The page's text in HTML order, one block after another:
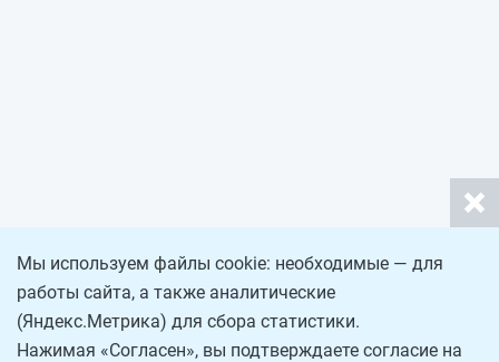
Мы используем файлы cookie: необходимые — для
работы сайта, а также аналитические
(Яндекс.Метрика) для сбора статистики.
Нажимая «Согласен», вы подтверждаете согласие на